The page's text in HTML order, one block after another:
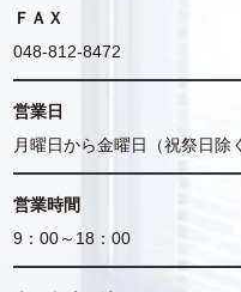
ＦＡＸ
048-812-8472
営業日
月曜日から金曜日（祝祭日除
営業時間
9：00～18：00